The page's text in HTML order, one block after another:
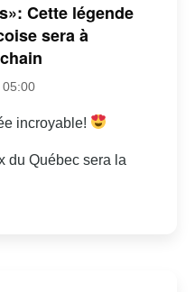
Cette légende
sera à
05:00
incroyable!
du Québec sera la